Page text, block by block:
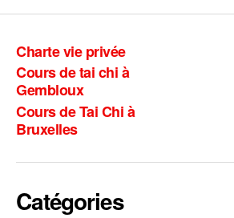
t
r
n
a
t
i
e
Charte vie privée
Cours de tai chi à
Gembloux
Cours de Tai Chi à
Bruxelles
Catégories